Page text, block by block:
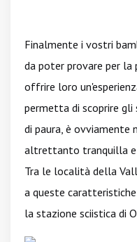
Finalmente i vostri
da poter provare per la
offrire loro
permetta di scoprire
di paura, è ovviamente
altrettanto tranquilla
Tra le località della
a queste
la stazione sciistica di